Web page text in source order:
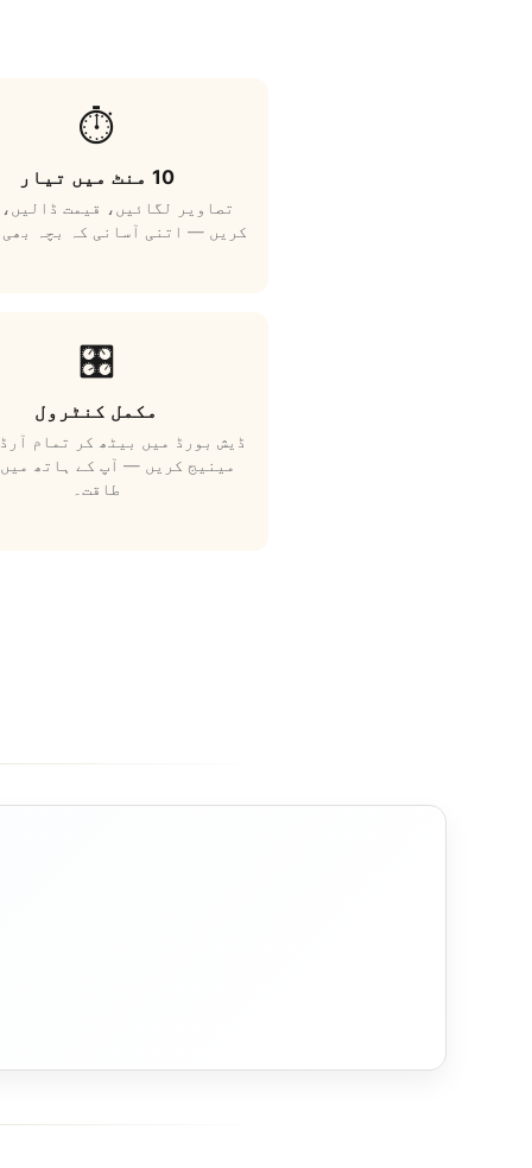
⏱️
10 منٹ میں تیار
تصاویر لگائیں، قیمت
کریں — اتنی آسانی کہ بچہ
🎛️
مکمل کنٹرول
ڈیش بورڈ میں بیٹھ کر تمام
مینیج کریں — آپ کے ہاتھ
طاقت۔